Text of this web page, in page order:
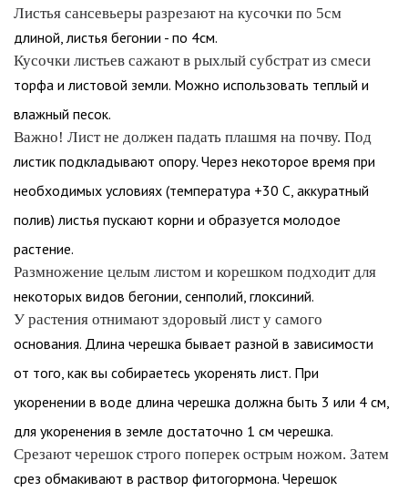
Листья сансевьеры разрезают на кусочки по 5см
длиной, листья бегонии - по 4см.
Кусочки листьев сажают в рыхлый субстрат из смеси
торфа и листовой земли. Можно использовать теплый и
влажный песок.
Важно! Лист не должен падать плашмя на почву. Под
листик подкладывают опору. Через некоторое время при
необходимых условиях (температура +30 С, аккуратный
полив) листья пускают корни и образуется молодое
растение.
Размножение целым листом и корешком подходит для
некоторых видов бегонии, сенполий, глоксиний.
У растения отнимают здоровый лист у самого
основания. Длина черешка бывает разной в зависимости
от того, как вы собираетесь укоренять лист. При
укоренении в воде длина черешка должна быть 3 или 4 см,
для укоренения в земле достаточно 1 см черешка.
Срезают черешок строго поперек острым ножом. Затем
срез обмакивают в раствор фитогормона. Черешок